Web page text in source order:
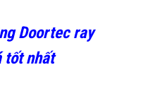
Doortec ray
tốt nhất